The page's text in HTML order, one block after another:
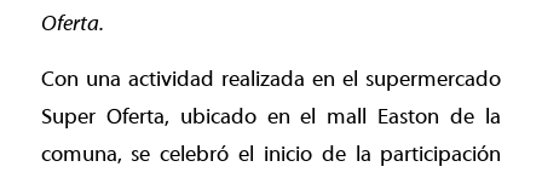
Oferta.
Con una actividad realizada en el supermercado
Super Oferta, ubicado en el mall Easton de la
comuna, se celebró el inicio de la participación